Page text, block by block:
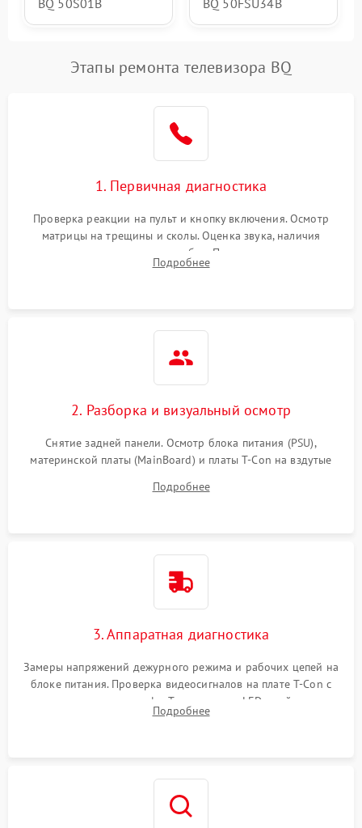
BQ 50S01B BQ 50FSU34B
Этапы ремонта телевизора BQ
1. Первичная диагностика
Проверка реакции на пульт и кнопку включения. Осмотр
матрицы на трещины и сколы. Оценка звука, наличия
подсветки и индикаторов ошибок. Подключение тестовых
источников сигнала для выявления симптомов поломки.
Подробнее
2. Разборка и визуальный осмотр
Снятие задней панели. Осмотр блока питания (PSU),
материнской платы (MainBoard) и платы T-Con на вздутые
Проверка надежности фиксации и целостности шлейфов.
Подробнее
3. Аппаратная диагностика
Замеры напряжений дежурного режима и рабочих цепей на
блоке питания. Проверка видеосигналов на плате T-Con с
помощью осциллографа. Тестирование LED-драйвера и
светодиодных планок подсветки мультиметром.
Подробнее